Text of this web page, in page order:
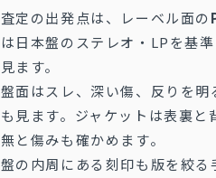
査定の出発点は、レーベル面の
は日本盤のステレオ・LPを基
見ます。
盤面はスレ、深い傷、反りを
も見ます。ジャケットは表裏
無と傷みも確かめます。
盤の内周にある刻印も版を絞